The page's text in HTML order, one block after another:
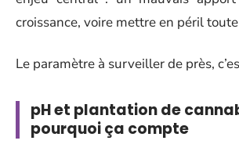
croissance, voire mettre en péril
Le paramètre à surveiller de près,
pH et plantation de
pourquoi ça compte